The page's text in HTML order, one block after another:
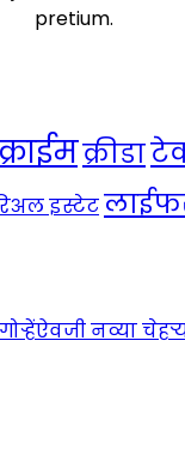
pretium.
क्रीडा
इस्टेट